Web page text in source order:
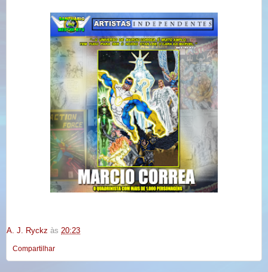
A. J. Ryckz às 20:23
Compartilhar